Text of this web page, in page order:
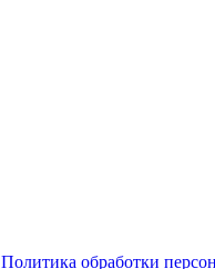
Политика обработки